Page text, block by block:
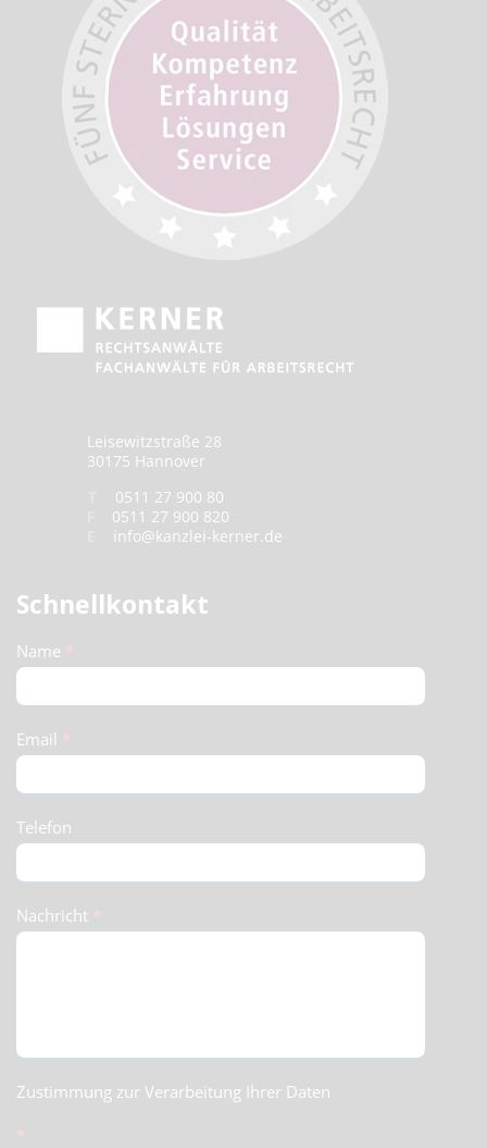
Leisewitzstraße 28
30175 Hannover
0511 27 900 80
0511 27 900 820
info@kanzlei-kerner.de
Schnellkontakt
Schnellkontakt
(Footer)
Name *
Email *
Telefon
Nachricht *
Zustimmung zur Verarbeitung Ihrer Daten
*